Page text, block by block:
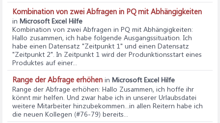
Kombination von zwei Abfragen in PQ mit Abhängigkeiten
in Microsoft Excel Hilfe
Kombination von zwei Abfragen in PQ mit Abhängigkeiten:
Hallo zusammen, ich habe folgende Ausgangssituation. Ich
habe einen Datensatz "Zeitpunkt 1" und einen Datensatz
"Zeitpunkt 2". In Zeitpunkt 1 wird der Produnktionsstart eines
Produktes auf einer...
Range der Abfrage erhöhen in Microsoft Excel Hilfe
Range der Abfrage erhöhen: Hallo Zusammen, ich hoffe ihr
könnt mir helfen. Und zwar habe ich in unserer Urlaubsdatei
weitere Mitarbeiter hinzubekommen...in allen Reitern habe ich
die neuen Kollegen (#76-79) bereits...